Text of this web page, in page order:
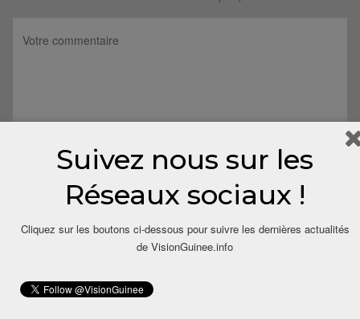
time I comment.
Suivez nous sur les
Réseaux sociaux !
Cliquez sur les boutons ci-dessous pour suivre les dernières actualités
de VisionGuinee.info